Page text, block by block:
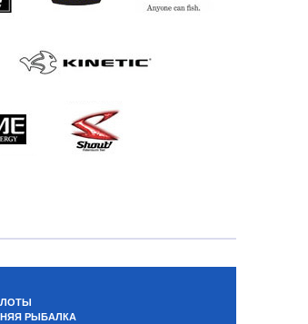
РЫБАЛКА